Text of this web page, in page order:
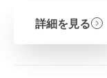
詳細を見る